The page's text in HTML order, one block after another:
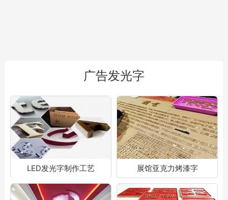
广告发光字
LED发光字制作工艺 展馆亚克力烤漆字